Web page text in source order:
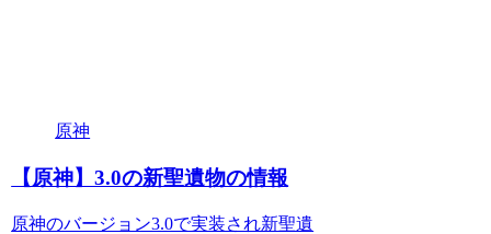
原神
【原神】3.0の新聖遺物の情報
原神のバージョン3.0で実装され新聖遺